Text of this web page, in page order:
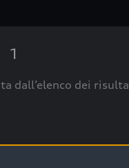
1
dall’elenco dei